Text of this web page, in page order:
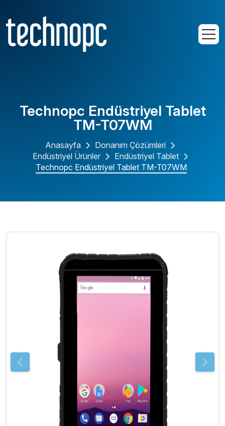
Technopc Endüstriyel Tablet
TM-T07WM
Anasayfa
Donanım Çözümleri
Endüstriyel Ürünler
Endüstriyel Tablet
Technopc Endüstriyel Tablet TM-T07WM